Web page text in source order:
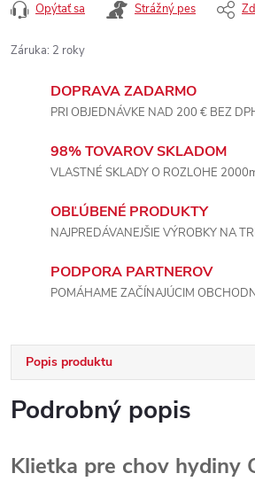
Opýtať sa Strážný pes
Záruka: 2 roky
DOPRAVA ZADARMO
PRI OBJEDNÁVKE NAD 200 € BEZ
98% TOVAROV SKLADOM
VLASTNÉ SKLADY O ROZLOHE
OBĽÚBENÉ PRODUKTY
NAJPREDÁVANEJŠIE VÝROBKY NA
PODPORA PARTNEROV
POMÁHAME ZAČÍNAJÚCIM
Popis produktu
Podrobný popis
Klietka pre chov hydiny